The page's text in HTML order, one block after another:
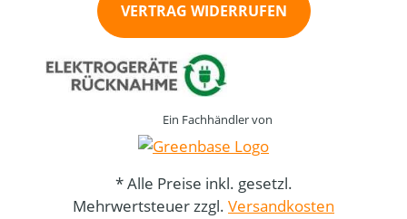
VERTRAG WIDERRUFEN
Ein Fachhändler von
* Alle Preise inkl. gesetzl.
Mehrwertsteuer zzgl. Versandkosten